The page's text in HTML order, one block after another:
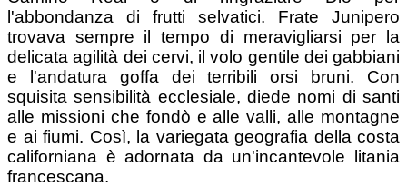
l'abbondanza di frutti selvatici. Frate Junipero
trovava sempre il tempo di meravigliarsi per la
delicata agilità dei cervi, il volo gentile dei gabbiani
e l'andatura goffa dei terribili orsi bruni. Con
squisita sensibilità ecclesiale, diede nomi di santi
alle missioni che fondò e alle valli, alle montagne
e ai fiumi. Così, la variegata geografia della costa
californiana è adornata da un'incantevole litania
francescana.